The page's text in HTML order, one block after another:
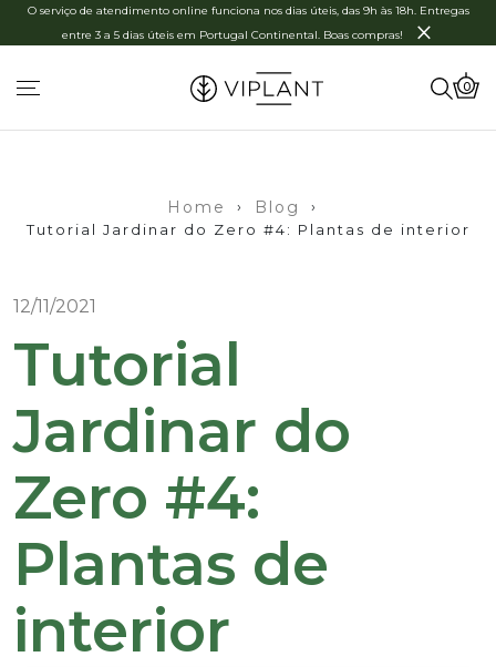
O serviço de atendimento online funciona nos dias úteis, das 9h às 18h. Entregas
entre 3 a 5 dias úteis em Portugal Continental. Boas compras!
×
0
Home › Blog
›
Tutorial Jardinar do Zero #4: Plantas de interior
12/11/2021
Tutorial
Jardinar do
Zero #4:
Plantas de
interior